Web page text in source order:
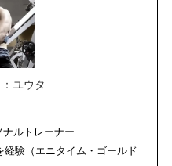
ユウタ
ルトレーナー
験（エニタイム・ゴールド